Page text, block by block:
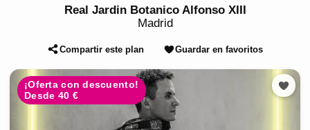
Real Jardin Botanico Alfonso XIII
Madrid
Compartir este plan Guardar en favoritos
¡Oferta con descuento!
Desde 40 €